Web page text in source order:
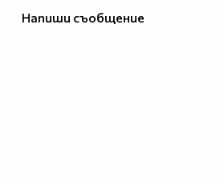
Напиши съобщение